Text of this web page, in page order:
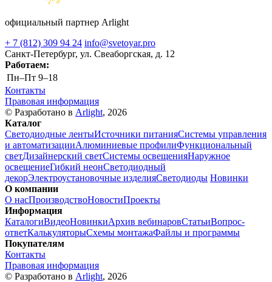
официальный партнер Arlight
+ 7 (812) 309 94 24 info@svetoyar.pro
Санкт-Петербург, ул. Свеаборгская, д. 12
Работаем:
Пн–Пт 9–18
Контакты
Правовая информация
© Разработано в Arlight, 2026
Каталог
Светодиодные лентыИсточники питанияСистемы управления
и автоматизацииАлюминиевые профилиФункциональный
светДизайнерский светСистемы освещенияНаружное
освещениеГибкий неонСветодиодный
декорЭлектроустановочные изделияСветодиоды Новинки
О компании
О насПроизводствоНовостиПроекты
Информация
КаталогиВидеоНовинкиАрхив вебинаровСтатьиВопрос-
ответКалькуляторыСхемы монтажаФайлы и программы
Покупателям
Контакты
Правовая информация
© Разработано в Arlight, 2026